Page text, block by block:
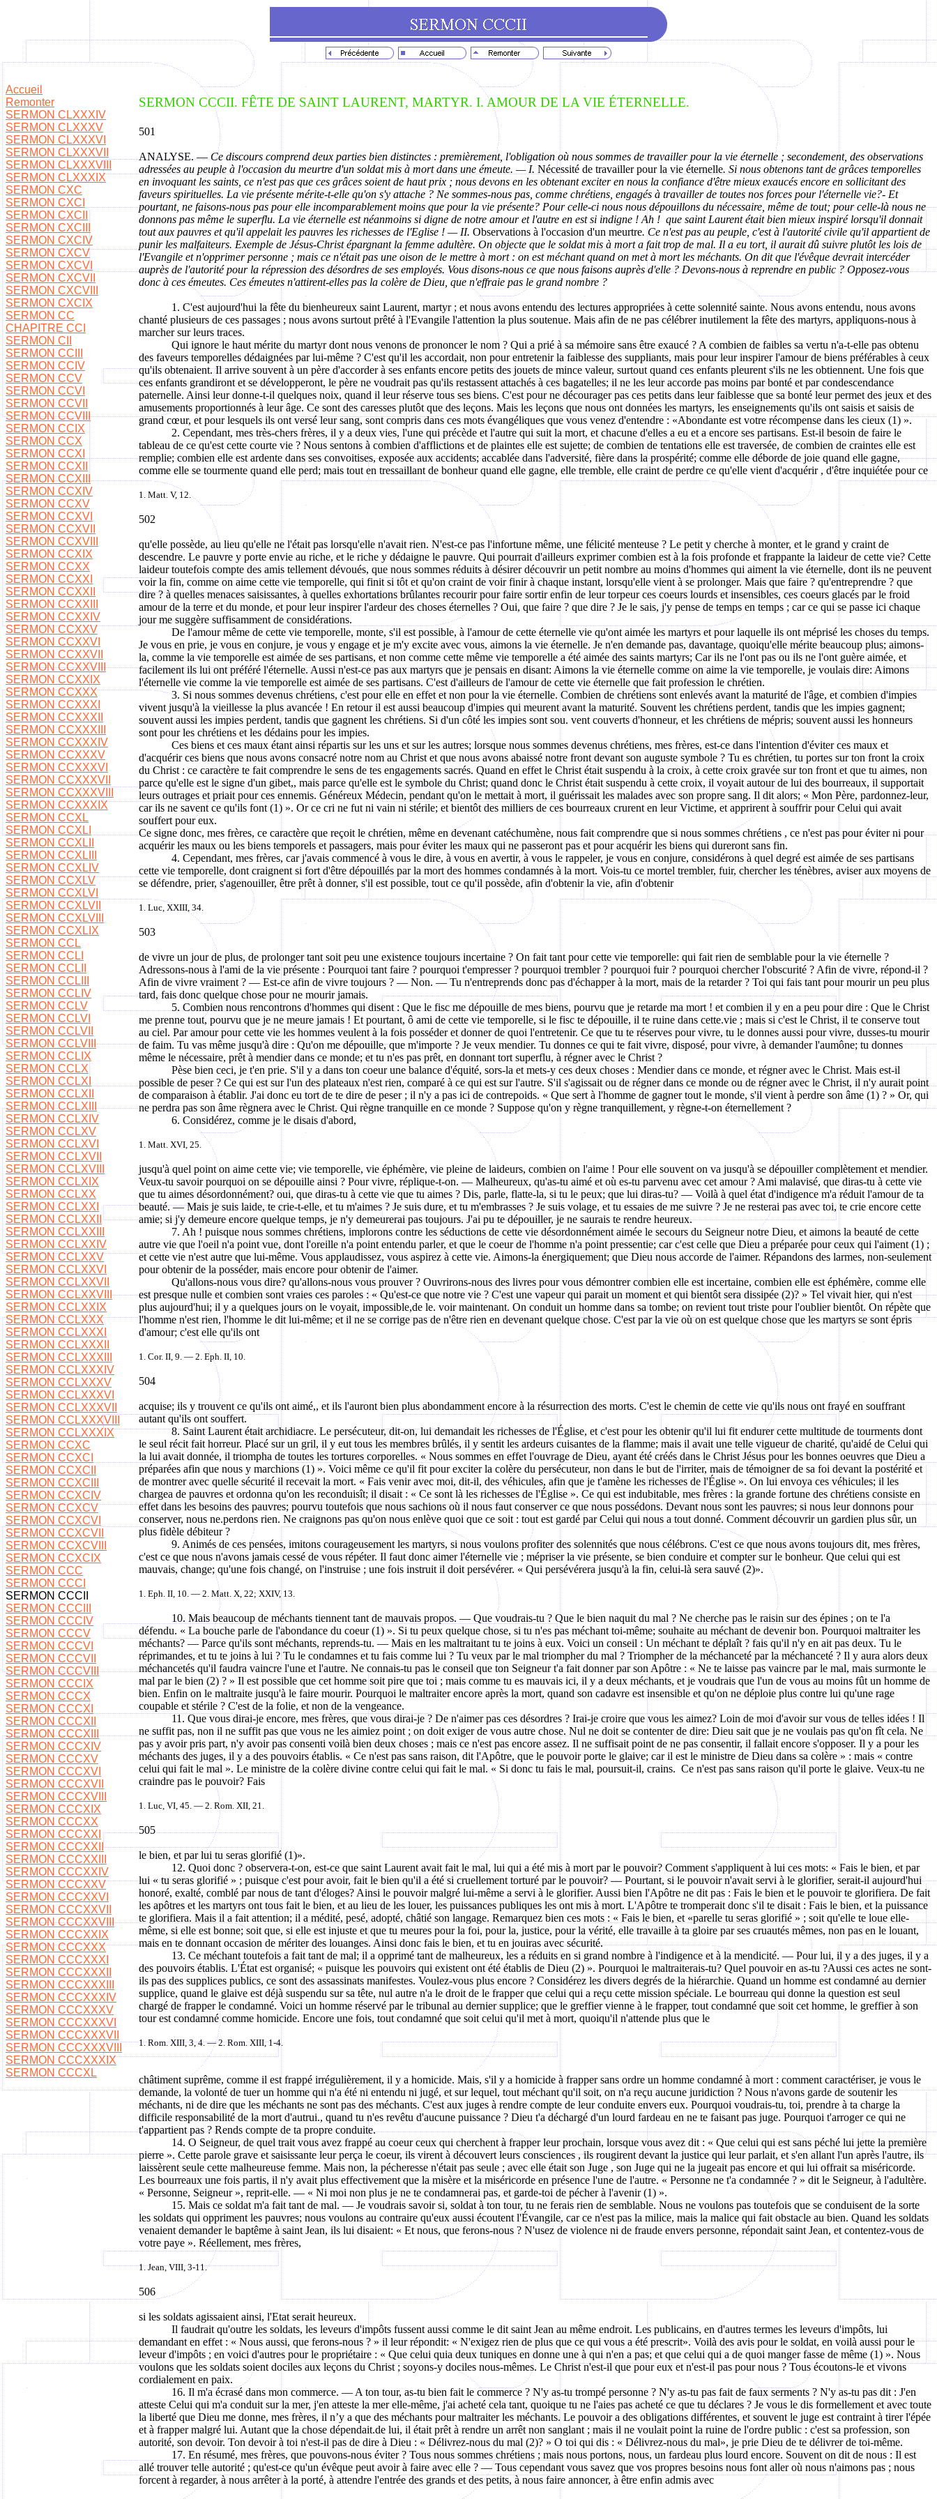
Accueil
Remonter
SERMON CLXXXIV
SERMON CLXXXV
SERMON CLXXXVI
SERMON CLXXXVII
SERMON CLXXXVIII
SERMON CLXXXIX
SERMON CXC
SERMON CXCI
SERMON CXCII
SERMON CXCIII
SERMON CXCIV
SERMON CXCV
SERMON CXCVI
SERMON CXCVII
SERMON CXCVIII
SERMON CXCIX
SERMON CC
CHAPITRE CCI
SERMON CII
SERMON CCIII
SERMON CCIV
SERMON CCV
SERMON CCVI
SERMON CCVII
SERMON CCVIII
SERMON CCIX
SERMON CCX
SERMON CCXI
SERMON CCXII
SERMON CCXIII
SERMON CCXIV
SERMON CCXV
SERMON CCXVI
SERMON CCXVII
SERMON CCXVIII
SERMON CCXIX
SERMON CCXX
SERMON CCXXI
SERMON CCXXII
SERMON CCXXIII
SERMON CCXXIV
SERMON CCXXV
SERMON CCXXVI
SERMON CCXXVII
SERMON CCXXVIII
SERMON CCXXIX
SERMON CCXXX
SERMON CCXXXI
SERMON CCXXXII
SERMON CCXXXIII
SERMON CCXXXIV
SERMON CCXXXV
SERMON CCXXXVI
SERMON CCXXXVII
SERMON CCXXXVIII
SERMON CCXXXIX
SERMON CCXL
SERMON CCXLI
SERMON CCXLII
SERMON CCXLIII
SERMON CCXLIV
SERMON CCXLV
SERMON CCXLVI
SERMON CCXLVII
SERMON CCXLVIII
SERMON CCXLIX
SERMON CCL
SERMON CCLI
SERMON CCLII
SERMON CCLIII
SERMON CCLIV
SERMON CCLV
SERMON CCLVI
SERMON CCLVII
SERMON CCLVIII
SERMON CCLIX
SERMON CCLX
SERMON CCLXI
SERMON CCLXII
SERMON CCLXIII
SERMON CCLXIV
SERMON CCLXV
SERMON CCLXVI
SERMON CCLXVII
SERMON CCLXVIII
SERMON CCLXIX
SERMON CCLXX
SERMON CCLXXI
SERMON CCLXXII
SERMON CCLXXIII
SERMON CCLXXIV
SERMON CCLXXV
SERMON CCLXXVI
SERMON CCLXXVII
SERMON CCLXXVIII
SERMON CCLXXIX
SERMON CCLXXX
SERMON CCLXXXI
SERMON CCLXXXII
SERMON CCLXXXIII
SERMON CCLXXXIV
SERMON CCLXXXV
SERMON CCLXXXVI
SERMON CCLXXXVII
SERMON CCLXXXVIII
SERMON CCLXXXIX
SERMON CCXC
SERMON CCXCI
SERMON CCXCII
SERMON CCXCIII
SERMON CCXCIV
SERMON CCXCV
SERMON CCXCVI
SERMON CCXCVII
SERMON CCXCVIII
SERMON CCXCIX
SERMON CCC
SERMON CCCI
SERMON CCCII
SERMON CCCIII
SERMON CCCIV
SERMON CCCV
SERMON CCCVI
SERMON CCCVII
SERMON CCCVIII
SERMON CCCIX
SERMON CCCX
SERMON CCCXI
SERMON CCCXII
SERMON CCCXIII
SERMON CCCXIV
SERMON CCCXV
SERMON CCCXVI
SERMON CCCXVII
SERMON CCCXVIII
SERMON CCCXIX
SERMON CCCXX
SERMON CCCXXI
SERMON CCCXXII
SERMON CCCXXIII
SERMON CCCXXIV
SERMON CCCXXV
SERMON CCCXXVI
SERMON CCCXXVII
SERMON CCCXXVIII
SERMON CCCXXIX
SERMON CCCXXX
SERMON CCCXXXI
SERMON CCCXXXII
SERMON CCCXXXIII
SERMON CCCXXXIV
SERMON CCCXXXV
SERMON CCCXXXVI
SERMON CCCXXXVII
SERMON CCCXXXVIII
SERMON CCCXXXIX
SERMON CCCXL
SERMON CCCII. FÊTE DE SAINT LAURENT, MARTYR. I. AMOUR DE LA VIE ÉTERNELLE.
501
ANALYSE. —Ce discours comprend deux parties bien distinctes : premièrement, l'obligation où nous sommes de travailler pour la vie éternelle ; secondement, des observations
adressées au peuple à l'occasion du meurtre d'un soldat mis à mort dans une émeute. — I. Nécessité de travailler pour la vie éternelle. Si nous obtenons tant de grâces temporelles
en invoquant les saints, ce n'est pas que ces grâces soient de haut prix ; nous devons en les obtenant exciter en nous la confiance d'être mieux exaucés encore en sollicitant des
faveurs spirituelles. La vie présente mérite-t-elle qu'on s'y attache ? Ne sommes-nous pas, comme chrétiens, engagés à travailler de toutes nos forces pour l'éternelle vie?- Et
pourtant, ne faisons-nous pas pour elle incomparablement moins que pour la vie présente? Pour celle-ci nous nous dépouillons du nécessaire, même de tout; pour celle-là nous ne
donnons pas même le superflu. La vie éternelle est néanmoins si digne de notre amour et l'autre en est si indigne ! Ah ! que saint Laurent était bien mieux inspiré lorsqu'il donnait
tout aux pauvres et qu'il appelait les pauvres les richesses de l'Eglise ! — II. Observations à l'occasion d'un meurtre. Ce n'est pas au peuple, c'est à l'autorité civile qu'il appartient de
punir les malfaiteurs. Exemple de Jésus-Christ épargnant la femme adultère. On objecte que le soldat mis à mort a fait trop de mal. Il a eu tort, il aurait dû suivre plutôt les lois de
l'Evangile et n'opprimer personne ; mais ce n'était pas une oison de le mettre à mort : on est méchant quand on met à mort les méchants. On dit que l'évêque devrait intercéder
auprès de l'autorité pour la répression des désordres de ses employés. Vous disons-nous ce que nous faisons auprès d'elle ? Devons-nous à reprendre en public ? Opposez-vous
donc à ces émeutes. Ces émeutes n'attirent-elles pas la colère de Dieu, que n'effraie pas le grand nombre ?
1. C'est aujourd'hui la fête du bienheureux saint Laurent, martyr ; et nous avons entendu des lectures appropriées à cette solennité sainte. Nous avons entendu, nous avons
chanté plusieurs de ces passages ; nous avons surtout prêté à l'Evangile l'attention la plus soutenue. Mais afin de ne pas célébrer inutilement la fête des martyrs, appliquons-nous à
marcher sur leurs traces.
Qui ignore le haut mérite du martyr dont nous venons de prononcer le nom ? Qui a prié à sa mémoire sans être exaucé ? A combien de faibles sa vertu n'a-t-elle pas obtenu
des faveurs temporelles dédaignées par lui-même ? C'est qu'il les accordait, non pour entretenir la faiblesse des suppliants, mais pour leur inspirer l'amour de biens préférables à ceux
qu'ils obtenaient. Il arrive souvent à un père d'accorder à ses enfants encore petits des jouets de mince valeur, surtout quand ces enfants pleurent s'ils ne les obtiennent. Une fois que
ces enfants grandiront et se développeront, le père ne voudrait pas qu'ils restassent attachés à ces bagatelles; il ne les leur accorde pas moins par bonté et par condescendance
paternelle. Ainsi leur donne-t-il quelques noix, quand il leur réserve tous ses biens. C'est pour ne décourager pas ces petits dans leur faiblesse que sa bonté leur permet des jeux et des
amusements proportionnés à leur âge. Ce sont des caresses plutôt que des leçons. Mais les leçons que nous ont données les martyrs, les enseignements qu'ils ont saisis et saisis de
grand cœur, et pour lesquels ils ont versé leur sang, sont compris dans ces mots évangéliques que vous venez d'entendre : «Abondante est votre récompense dans les cieux (1) ».
2. Cependant, mes très-chers frères, il y a deux vies, l'une qui précède et l'autre qui suit la mort, et chacune d'elles a eu et a encore ses partisans. Est-il besoin de faire le
tableau de ce qu'est cette courte vie ? Nous sentons à combien d'afflictions et de plaintes elle est sujette; de combien de tentations elle est traversée, de combien de craintes elle est
remplie; combien elle est ardente dans ses convoitises, exposée aux accidents; accablée dans l'adversité, fière dans la prospérité; comme elle déborde de joie quand elle gagne,
comme elle se tourmente quand elle perd; mais tout en tressaillant de bonheur quand elle gagne, elle tremble, elle craint de perdre ce qu'elle vient d'acquérir , d'être inquiétée pour ce
1. Matt. V, 12.
502
qu'elle possède, au lieu qu'elle ne l'était pas lorsqu'elle n'avait rien. N'est-ce pas l'infortune même, une félicité menteuse ? Le petit y cherche à monter, et le grand y craint de
descendre. Le pauvre y porte envie au riche, et le riche y dédaigne le pauvre. Qui pourrait d'ailleurs exprimer combien est à la fois profonde et frappante la laideur de cette vie? Cette
laideur toutefois compte des amis tellement dévoués, que nous sommes réduits à désirer découvrir un petit nombre au moins d'hommes qui aiment la vie éternelle, dont ils ne peuvent
voir la fin, comme on aime cette vie temporelle, qui finit si tôt et qu'on craint de voir finir à chaque instant, lorsqu'elle vient à se prolonger. Mais que faire ? qu'entreprendre ? que
dire ? à quelles menaces saisissantes, à quelles exhortations brûlantes recourir pour faire sortir enfin de leur torpeur ces coeurs lourds et insensibles, ces coeurs glacés par le froid
amour de la terre et du monde, et pour leur inspirer l'ardeur des choses éternelles ? Oui, que faire ? que dire ? Je le sais, j'y pense de temps en temps ; car ce qui se passe ici chaque
jour me suggère suffisamment de considérations.
De l'amour même de cette vie temporelle, monte, s'il est possible, à l'amour de cette éternelle vie qu'ont aimée les martyrs et pour laquelle ils ont méprisé les choses du temps.
Je vous en prie, je vous en conjure, je vous y engage et je m'y excite avec vous, aimons la vie éternelle. Je n'en demande pas, davantage, quoiqu'elle mérite beaucoup plus; aimons-
la, comme la vie temporelle est aimée de ses partisans, et non comme cette même vie temporelle a été aimée des saints martyrs; Car ils ne l'ont pas ou ils ne l'ont guère aimée, et
facilement ils lui ont préféré l'éternelle. Aussi n'est-ce pas aux martyrs que je pensais en disant: Aimons la vie éternelle comme on aime la vie temporelle, je voulais dire: Aimons
l'éternelle vie comme la vie temporelle est aimée de ses partisans. C'est d'ailleurs de l'amour de cette vie éternelle que fait profession le chrétien.
3. Si nous sommes devenus chrétiens, c'est pour elle en effet et non pour la vie éternelle. Combien de chrétiens sont enlevés avant la maturité de l'âge, et combien d'impies
vivent jusqu'à la vieillesse la plus avancée ! En retour il est aussi beaucoup d'impies qui meurent avant la maturité. Souvent les chrétiens perdent, tandis que les impies gagnent;
souvent aussi les impies perdent, tandis que gagnent les chrétiens. Si d'un côté les impies sont sou. vent couverts d'honneur, et les chrétiens de mépris; souvent aussi les honneurs
sont pour les chrétiens et les dédains pour les impies.
Ces biens et ces maux étant ainsi répartis sur les uns et sur les autres; lorsque nous sommes devenus chrétiens, mes frères, est-ce dans l'intention d'éviter ces maux et
d'acquérir ces biens que nous avons consacré notre nom au Christ et que nous avons abaissé notre front devant son auguste symbole ? Tu es chrétien, tu portes sur ton front la croix
du Christ : ce caractère te fait comprendre le sens de tes engagements sacrés. Quand en effet le Christ était suspendu à la croix, à cette croix gravée sur ton front et que tu aimes, non
parce qu'elle est le signe d'un gibet,, mais parce qu'elle est le symbole du Christ; quand donc le Christ était suspendu à cette croix, il voyait autour de lui des bourreaux, il supportait
leurs outrages et priait pour ces ennemis. Généreux Médecin, pendant qu'on le mettait à mort, il guérissait les malades avec son propre sang. Il dit alors; « Mon Père, pardonnez-leur,
car ils ne savent ce qu'ils font (1) ». Or ce cri ne fut ni vain ni stérile; et bientôt des milliers de ces bourreaux crurent en leur Victime, et apprirent à souffrir pour Celui qui avait
souffert pour eux.
Ce signe donc, mes frères, ce caractère que reçoit le chrétien, même en devenant catéchumène, nous fait comprendre que si nous sommes chrétiens , ce n'est pas pour éviter ni pour
acquérir les maux ou les biens temporels et passagers, mais pour éviter les maux qui ne passeront pas et pour acquérir les biens qui dureront sans fin.
4. Cependant, mes frères, car j'avais commencé à vous le dire, à vous en avertir, à vous le rappeler, je vous en conjure, considérons à quel degré est aimée de ses partisans
cette vie temporelle, dont craignent si fort d'être dépouillés par la mort des hommes condamnés à la mort. Vois-tu ce mortel trembler, fuir, chercher les ténèbres, aviser aux moyens de
se défendre, prier, s'agenouiller, être prêt à donner, s'il est possible, tout ce qu'il possède, afin d'obtenir la vie, afin d'obtenir
1. Luc, XXIII, 34.
503
de vivre un jour de plus, de prolonger tant soit peu une existence toujours incertaine ? On fait tant pour cette vie temporelle: qui fait rien de semblable pour la vie éternelle ?
Adressons-nous à l'ami de la vie présente : Pourquoi tant faire ? pourquoi t'empresser ? pourquoi trembler ? pourquoi fuir ? pourquoi chercher l'obscurité ? Afin de vivre, répond-il ?
Afin de vivre vraiment ? — Est-ce afin de vivre toujours ? — Non. — Tu n'entreprends donc pas d'échapper à la mort, mais de la retarder ? Toi qui fais tant pour mourir un peu plus
tard, fais donc quelque chose pour ne mourir jamais.
5. Combien nous rencontrons d'hommes qui disent : Que le fisc me dépouille de mes biens, pourvu que je retarde ma mort ! et combien il y en a peu pour dire : Que le Christ
me prenne tout, pourvu que je ne meure jamais ! Et pourtant, ô ami de cette vie temporelle, si le fisc te dépouille, il te ruine dans cette.vie ; mais si c'est le Christ, il te conserve tout
au ciel. Par amour pour cette vie les hommes veulent à la fois posséder et donner de quoi l'entretenir. Ce que tu te réserves pour vivre, tu le donnes aussi pour vivre, dusses-tu mourir
de faim. Tu vas même jusqu'à dire : Qu'on me dépouille, que m'importe ? Je veux mendier. Tu donnes ce qui te fait vivre, disposé, pour vivre, à demander l'aumône; tu donnes
même le nécessaire, prêt à mendier dans ce monde; et tu n'es pas prêt, en donnant tort superflu, à régner avec le Christ ?
Pèse bien ceci, je t'en prie. S'il y a dans ton coeur une balance d'équité, sors-la et mets-y ces deux choses : Mendier dans ce monde, et régner avec le Christ. Mais est-il
possible de peser ? Ce qui est sur l'un des plateaux n'est rien, comparé à ce qui est sur l'autre. S'il s'agissait ou de régner dans ce monde ou de régner avec le Christ, il n'y aurait point
de comparaison à établir. J'ai donc eu tort de te dire de peser ; il n'y a pas ici de contrepoids. « Que sert à l'homme de gagner tout le monde, s'il vient à perdre son âme (1) ? » Or, qui
ne perdra pas son âme règnera avec le Christ. Qui règne tranquille en ce monde ? Suppose qu'on y règne tranquillement, y règne-t-on éternellement ?
6. Considérez, comme je le disais d'abord,
1. Matt. XVI, 25.
jusqu'à quel point on aime cette vie; vie temporelle, vie éphémère, vie pleine de laideurs, combien on l'aime ! Pour elle souvent on va jusqu'à se dépouiller complètement et mendier.
Veux-tu savoir pourquoi on se dépouille ainsi ? Pour vivre, réplique-t-on. — Malheureux, qu'as-tu aimé et où es-tu parvenu avec cet amour ? Ami malavisé, que diras-tu à cette vie
que tu aimes désordonnément? oui, que diras-tu à cette vie que tu aimes ? Dis, parle, flatte-la, si tu le peux; que lui diras-tu? — Voilà à quel état d'indigence m'a réduit l'amour de ta
beauté. — Mais je suis laide, te crie-t-elle, et tu m'aimes ? Je suis dure, et tu m'embrasses ? Je suis volage, et tu essaies de me suivre ? Je ne resterai pas avec toi, te crie encore cette
amie; si j'y demeure encore quelque temps, je n'y demeurerai pas toujours. J'ai pu te dépouiller, je ne saurais te rendre heureux.
7. Ah ! puisque nous sommes chrétiens, implorons contre les séductions de cette vie désordonnément aimée le secours du Seigneur notre Dieu, et aimons la beauté de cette
autre vie que l'oeil n'a point vue, dont l'oreille n'a point entendu parler, et que le coeur de l'homme n'a point pressentie; car c'est celle que Dieu a préparée pour ceux qui l'aiment (1) ;
et cette vie n'est autre que lui-même. Vous applaudissez, vous aspirez à cette vie. Aimons-la énergiquement; que Dieu nous accorde de l'aimer. Répandons des larmes, non-seulement
pour obtenir de la posséder, mais encore pour obtenir de l'aimer.
Qu'allons-nous vous dire? qu'allons-nous vous prouver ? Ouvrirons-nous des livres pour vous démontrer combien elle est incertaine, combien elle est éphémère, comme elle
est presque nulle et combien sont vraies ces paroles : « Qu'est-ce que notre vie ? C'est une vapeur qui parait un moment et qui bientôt sera dissipée (2)? » Tel vivait hier, qui n'est
plus aujourd'hui; il y a quelques jours on le voyait, impossible,de le. voir maintenant. On conduit un homme dans sa tombe; on revient tout triste pour l'oublier bientôt. On répète que
l'homme n'est rien, l'homme le dit lui-même; et il ne se corrige pas de n'être rien en devenant quelque chose. C'est par la vie où on est quelque chose que les martyrs se sont épris
d'amour; c'est elle qu'ils ont
1. Cor. II, 9. — 2. Eph. II, 10.
504
acquise; ils y trouvent ce qu'ils ont aimé,, et ils l'auront bien plus abondamment encore à la résurrection des morts. C'est le chemin de cette vie qu'ils nous ont frayé en souffrant
autant qu'ils ont souffert.
8. Saint Laurent était archidiacre. Le persécuteur, dit-on, lui demandait les richesses de l'Église, et c'est pour les obtenir qu'il lui fit endurer cette multitude de tourments dont
le seul récit fait horreur. Placé sur un gril, il y eut tous les membres brûlés, il y sentit les ardeurs cuisantes de la flamme; mais il avait une telle vigueur de charité, qu'aidé de Celui qui
la lui avait donnée, il triompha de toutes les tortures corporelles. « Nous sommes en effet l'ouvrage de Dieu, ayant été créés dans le Christ Jésus pour les bonnes oeuvres que Dieu a
préparées afin que nous y marchions (1) ». Voici même ce qu'il fit pour exciter la colère du persécuteur, non dans le but de l'irriter, mais de témoigner de sa foi devant la postérité et
de montrer avec quelle sécurité il recevait la mort. « Fais venir avec moi, dit-il, des véhicules, afin que je t'amène les richesses de l'Église ». On lui envoya ces véhicules; il les
chargea de pauvres et ordonna qu'on les reconduisît; il disait : « Ce sont là les richesses de l'Église ». Ce qui est indubitable, mes frères : la grande fortune des chrétiens consiste en
effet dans les besoins des pauvres; pourvu toutefois que nous sachions où il nous faut conserver ce que nous possédons. Devant nous sont les pauvres; si nous leur donnons pour
conserver, nous ne.perdons rien. Ne craignons pas qu'on nous enlève quoi que ce soit : tout est gardé par Celui qui nous a tout donné. Comment découvrir un gardien plus sûr, un
plus fidèle débiteur ?
9. Animés de ces pensées, imitons courageusement les martyrs, si nous voulons profiter des solennités que nous célébrons. C'est ce que nous avons toujours dit, mes frères,
c'est ce que nous n'avons jamais cessé de vous répéter. Il faut donc aimer l'éternelle vie ; mépriser la vie présente, se bien conduire et compter sur le bonheur. Que celui qui est
mauvais, change; qu'une fois changé, on l'instruise ; une fois instruit il doit persévérer. « Qui persévérera jusqu'à la fin, celui-là sera sauvé (2)».
1. Eph. II, 10. — 2. Matt. X, 22; XXIV, 13.
10. Mais beaucoup de méchants tiennent tant de mauvais propos. — Que voudrais-tu ? Que le bien naquit du mal ? Ne cherche pas le raisin sur des épines ; on te l'a
défendu. « La bouche parle de l'abondance du coeur (1) ». Si tu peux quelque chose, si tu n'es pas méchant toi-même; souhaite au méchant de devenir bon. Pourquoi maltraiter les
méchants? — Parce qu'ils sont méchants, reprends-tu. — Mais en les maltraitant tu te joins à eux. Voici un conseil : Un méchant te déplaît ? fais qu'il n'y en ait pas deux. Tu le
réprimandes, et tu te joins à lui ? Tu le condamnes et tu fais comme lui ? Tu veux par le mal triompher du mal ? Triompher de la méchanceté par la méchanceté ? Il y aura alors deux
méchancetés qu'il faudra vaincre l'une et l'autre. Ne connais-tu pas le conseil que ton Seigneur t'a fait donner par son Apôtre : « Ne te laisse pas vaincre par le mal, mais surmonte le
mal par le bien (2) ? » Il est possible que cet homme soit pire que toi ; mais comme tu es mauvais ici, il y a deux méchants, et je voudrais que l'un de vous au moins fût un homme de
bien. Enfin on le maltraite jusqu'à le faire mourir. Pourquoi le maltraiter encore après la mort, quand son cadavre est insensible et qu'on ne déploie plus contre lui qu'une rage
coupable et stérile ? C'est de la folie, et non de la vengeance.
11. Que vous dirai-je encore, mes frères, que vous dirai-je ? De n'aimer pas ces désordres ? Irai-je croire que vous les aimez? Loin de moi d'avoir sur vous de telles idées ! Il
ne suffit pas, non il ne suffit pas que vous ne les aimiez point ; on doit exiger de vous autre chose. Nul ne doit se contenter de dire: Dieu sait que je ne voulais pas qu'on fît cela. Ne
pas y avoir pris part, n'y avoir pas consenti voilà bien deux choses ; mais ce n'est pas encore assez. Il ne suffisait point de ne pas consentir, il fallait encore s'opposer. Il y a pour les
méchants des juges, il y a des pouvoirs établis. « Ce n'est pas sans raison, dit l'Apôtre, que le pouvoir porte le glaive; car il est le ministre de Dieu dans sa colère » : mais « contre
celui qui fait le mal ». Le ministre de la colère divine contre celui qui fait le mal. « Si donc tu fais le mal, poursuit-il, crains. Ce n'est pas sans raison qu'il porte le glaive. Veux-tu ne
craindre pas le pouvoir? Fais
1. Luc, VI, 45. — 2. Rom. XII, 21.
505
le bien, et par lui tu seras glorifié (1)».
12. Quoi donc ? observera-t-on, est-ce que saint Laurent avait fait le mal, lui qui a été mis à mort par le pouvoir? Comment s'appliquent à lui ces mots: « Fais le bien, et par
lui « tu seras glorifié » ; puisque c'est pour avoir, fait le bien qu'il a été si cruellement torturé par le pouvoir? — Pourtant, si le pouvoir n'avait servi à le glorifier, serait-il aujourd'hui
honoré, exalté, comblé par nous de tant d'éloges? Ainsi le pouvoir malgré lui-même a servi à le glorifier. Aussi bien l'Apôtre ne dit pas : Fais le bien et le pouvoir te glorifiera. De fait
les apôtres et les martyrs ont tous fait le bien, et au lieu de les louer, les puissances publiques les ont mis à mort. L'Apôtre te tromperait donc s'il te disait : Fais le bien, et la puissance
te glorifiera. Mais il a fait attention; il a médité, pesé, adopté, châtié son langage. Remarquez bien ces mots : « Fais le bien, et «parelle tu seras glorifié » ; soit qu'elle te loue elle-
même, si elle est bonne; soit que, si elle est injuste et que tu meures pour la foi, pour la, justice, pour la vérité, elle travaille à ta gloire par ses cruautés mêmes, non pas en le louant,
mais en te donnant occasion de mériter des louanges. Ainsi donc fais le bien, et tu en jouiras avec sécurité.
13. Ce méchant toutefois a fait tant de mal; il a opprimé tant de malheureux, les a réduits en si grand nombre à l'indigence et à la mendicité. — Pour lui, il y a des juges, il y a
des pouvoirs établis. L'État est organisé; « puisque les pouvoirs qui existent ont été établis de Dieu (2) ». Pourquoi le maltraiterais-tu? Quel pouvoir en as-tu ?Aussi ces actes ne sont-
ils pas des supplices publics, ce sont des assassinats manifestes. Voulez-vous plus encore ? Considérez les divers degrés de la hiérarchie. Quand un homme est condamné au dernier
supplice, quand le glaive est déjà suspendu sur sa tête, nul autre n'a le droit de le frapper que celui qui a reçu cette mission spéciale. Le bourreau qui donne la question est seul
chargé de frapper le condamné. Voici un homme réservé par le tribunal au dernier supplice; que le greffier vienne à le frapper, tout condamné que soit cet homme, le greffier à son
tour est condamné comme homicide. Encore une fois, tout condamné que soit celui qu'il met à mort, quoiqu'il n'attende plus que le
1.Rom.XIII, 3, 4. — 2.Rom.XIII, 1-4.
châtiment suprême, comme il est frappé irrégulièrement, il y a homicide. Mais, s'il y a homicide à frapper sans ordre un homme condamné à mort : comment caractériser, je vous le
demande, la volonté de tuer un homme qui n'a été ni entendu ni jugé, et sur lequel, tout méchant qu'il soit, on n'a reçu aucune juridiction ? Nous n'avons garde de soutenir les
méchants, ni de dire que les méchants ne sont pas des méchants. C'est aux juges à rendre compte de leur conduite envers eux. Pourquoi voudrais-tu, toi, prendre à ta charge la
difficile responsabilité de la mort d'autrui., quand tu n'es revêtu d'aucune puissance ? Dieu t'a déchargé d'un lourd fardeau en ne te faisant pas juge. Pourquoi t'arroger ce qui ne
t'appartient pas ? Rends compte de ta propre conduite.
14. O Seigneur, de quel trait vous avez frappé au coeur ceux qui cherchent à frapper leur prochain, lorsque vous avez dit : « Que celui qui est sans péché lui jette la première
pierre ». Cette parole grave et saisissante leur perça le coeur, ils virent à découvert leurs consciences , ils rougirent devant la justice qui leur parlait, et s'en allant l'un après l'autre, ils
laissèrent seule cette malheureuse femme. Mais non, la pécheresse n'était pas seule ; avec elle était son Juge , son Juge qui ne la jugeait pas encore et qui lui offrait sa miséricorde.
Les bourreaux une fois partis, il n'y avait plus effectivement que la misère et la miséricorde en présence l'une de l'autre. « Personne ne t'a condamnée ? » dit le Seigneur, à l'adultère.
« Personne, Seigneur », reprit-elle. — « Ni moi non plus je ne te condamnerai pas, et garde-toi de pécher à l'avenir (1) ».
15. Mais ce soldat m'a fait tant de mal. — Je voudrais savoir si, soldat à ton tour, tu ne ferais rien de semblable. Nous ne voulons pas toutefois que se conduisent de la sorte
les soldats qui oppriment les pauvres; nous voulons au contraire qu'eux aussi écoutent l'Évangile, car ce n'est pas la milice, mais la malice qui fait obstacle au bien. Quand les soldats
venaient demander le baptême à saint Jean, ils lui disaient: « Et nous, que ferons-nous ? N'usez de violence ni de fraude envers personne, répondait saint Jean, et contentez-vous de
votre paye ». Réellement, mes frères,
1. Jean, VIII, 3-11.
506
si les soldats agissaient ainsi, l'Etat serait heureux.
Il faudrait qu'outre les soldats, les leveurs d'impôts fussent aussi comme le dit saint Jean au même endroit. Les publicains, en d'autres termes les leveurs d'impôts, lui
demandant en effet : « Nous aussi, que ferons-nous ? » il leur répondit: « N'exigez rien de plus que ce qui vous a été prescrit». Voilà des avis pour le soldat, en voilà aussi pour le
leveur d'impôts ; en voici d'autres pour le propriétaire : « Que celui quia deux tuniques en donne une à qui n'en a pas; et que celui qui a de quoi manger fasse de même (1) ». Nous
voulons que les soldats soient dociles aux leçons du Christ ; soyons-y dociles nous-mêmes. Le Christ n'est-il que pour eux et n'est-il pas pour nous ? Tous écoutons-le et vivons
cordialement en paix.
16. Il m'a écrasé dans mon commerce. — A ton tour, as-tu bien fait le commerce ? N'y as-tu trompé personne ? N'y as-tu pas fait de faux serments ? N'y as-tu pas dit : J'en
atteste Celui qui m'a conduit sur la mer, j'en atteste la mer elle-même, j'ai acheté cela tant, quoique tu ne l'aies pas acheté ce que tu déclares ? Je vous le dis formellement et avec toute
la liberté que Dieu me donne, mes frères, il n’y a que des méchants pour maltraiter les méchants. Le pouvoir a des obligations différentes, et souvent le juge est contraint à tirer l'épée
et à frapper malgré lui. Autant que la chose dépendait.de lui, il était prêt à rendre un arrêt non sanglant ; mais il ne voulait point la ruine de l'ordre public : c'est sa profession, son
autorité, son devoir. Ton devoir à toi n'est-il pas de dire à Dieu : « Délivrez-nous du mal (2)? » O toi qui dis : « Délivrez-nous du mal», je prie Dieu de te délivrer de toi-même.
17. En résumé, mes frères, que pouvons-nous éviter ? Tous nous sommes chrétiens ; mais nous portons, nous, un fardeau plus lourd encore. Souvent on dit de nous : Il est
allé trouver telle autorité ; qu'est-ce qu'un évêque peut avoir à faire avec elle ? — Tous cependant vous savez que vos propres besoins nous font aller où nous n'aimons pas ; nous
forcent à regarder, à nous arrêter à la porté, à attendre l'entrée des grands et des petits, à nous faire annoncer, à être enfin admis avec